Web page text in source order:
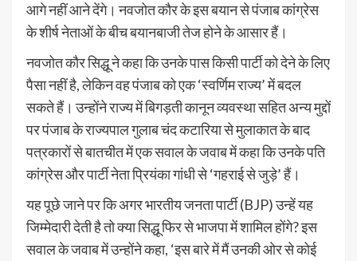
आगे नहीं आने देंगे। नवजोत कौर के इस बयान से पंजाब कांग्रेस
के शीर्ष नेताओं के बीच बयानबाजी तेज होने के आसार हैं।
नवजोत कौर सिद्धू ने कहा कि उनके पास किसी पार्टी को देने के लिए
पैसा नहीं है, लेकिन वह पंजाब को एक ‘स्वर्णिम राज्य’ में बदल
सकते हैं। उन्होंने राज्य में बिगड़ती कानून व्यवस्था सहित अन्य मुद्दों
पर पंजाब के राज्यपाल गुलाब चंद कटारिया से मुलाकात के बाद
पत्रकारों से बातचीत में एक सवाल के जवाब में कहा कि उनके पति
कांग्रेस और पार्टी नेता प्रियंका गांधी से ‘गहराई से जुड़े’ हैं।
यह पूछे जाने पर कि अगर भारतीय जनता पार्टी (BJP) उन्हें यह
जिम्मेदारी देती है तो क्या सिद्धू फिर से भाजपा में शामिल होंगे? इस
सवाल के जवाब में उन्होंने कहा, ‘इस बारे में मैं उनकी ओर से कोई